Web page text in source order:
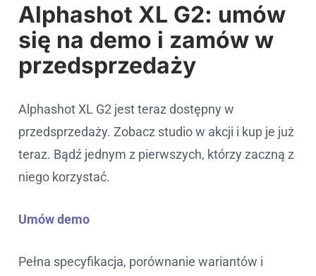
Alphashot XL G2: umów
się na demo i zamów w
przedsprzedaży
Alphashot XL G2 jest teraz dostępny w
przedsprzedaży. Zobacz studio w akcji i kup je już
teraz. Bądź jednym z pierwszych, którzy zaczną z
niego korzystać.
Umów demo
Pełna specyfikacja, porównanie wariantów i